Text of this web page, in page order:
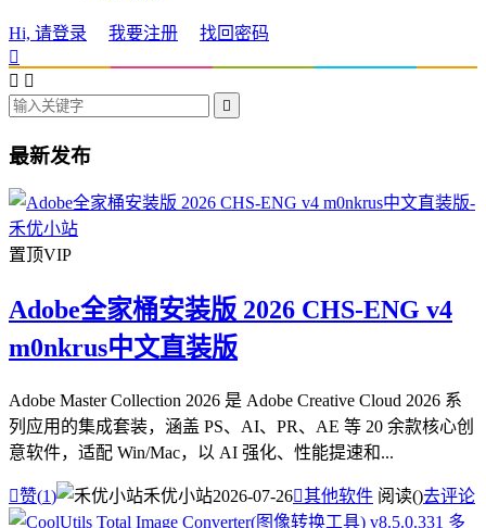
Hi, 请登录 我要注册
找回密码

 

最新发布
置顶VIP
Adobe全家桶安装版 2026 CHS-ENG v4
m0nkrus中文直装版
Adobe Master Collection 2026 是 Adobe Creative Cloud 2026 系
列应用的集成套装，涵盖 PS、AI、PR、AE 等 20 余款核心创
意软件，适配 Win/Mac，以 AI 强化、性能提速和...
赞(1) 禾优小站2026-07-26其他软件 阅读()去评论